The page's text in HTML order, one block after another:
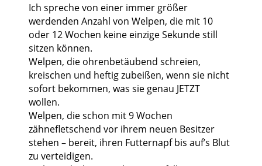
Ich spreche von einer immer größer
werdenden Anzahl von Welpen, die mit 10
oder 12 Wochen keine einzige Sekunde still
sitzen können.
Welpen, die ohrenbetäubend schreien,
kreischen und heftig zubeißen, wenn sie nicht
sofort bekommen, was sie genau JETZT
wollen.
Welpen, die schon mit 9 Wochen
zähnefletschend vor ihrem neuen Besitzer
stehen – bereit, ihren Futternapf bis auf’s Blut
zu verteidigen.